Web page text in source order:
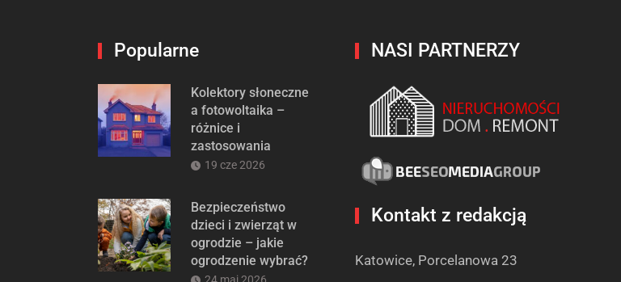
Popularne
Kolektory słoneczne
a fotowoltaika –
różnice i
zastosowania
19 cze 2026
Bezpieczeństwo
dzieci i zwierząt w
ogrodzie – jakie
ogrodzenie wybrać?
NASI PARTNERZY
Kontakt z redakcją
Katowice, Porcelanowa 23